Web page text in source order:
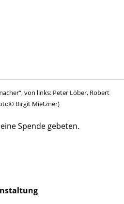
von links: Peter Löber, Robert
Birgit Mietzner)
Spende gebeten.